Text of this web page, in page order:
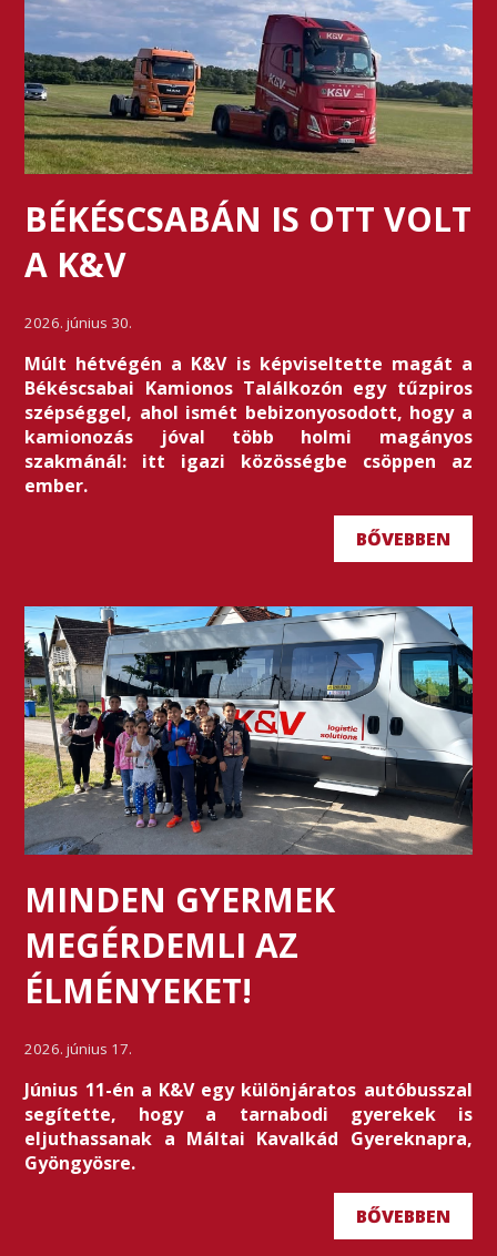
BÉKÉSCSABÁN IS OTT VOLT
A K&V
2026. június 30.
Múlt hétvégén a K&V is képviseltette magát a
Békéscsabai Kamionos Találkozón egy tűzpiros
szépséggel, ahol ismét bebizonyosodott, hogy a
kamionozás jóval több holmi magányos
szakmánál: itt igazi közösségbe csöppen az
ember.
BŐVEBBEN
MINDEN GYERMEK
MEGÉRDEMLI AZ
ÉLMÉNYEKET!
2026. június 17.
Június 11-én a K&V egy különjáratos autóbusszal
segítette, hogy a tarnabodi gyerekek is
eljuthassanak a Máltai Kavalkád Gyereknapra,
Gyöngyösre.
BŐVEBBEN